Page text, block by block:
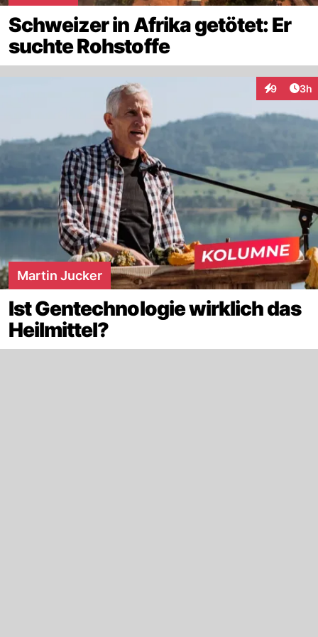
Schweizer in Afrika getötet: Er
suchte Rohstoffe
9 3h
Martin Jucker
Ist Gentechnologie wirklich das
Heilmittel?